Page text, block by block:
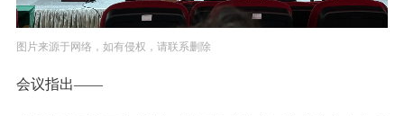
图片来源于网络，如有侵权，请联系删除
会议指出——